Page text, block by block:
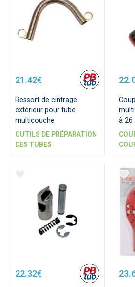
21.42€
Ressort de cintrage
extérieur pour tube
multicouche
OUTILS DE PRÉPARATION
DES TUBES
à 26
22.32€